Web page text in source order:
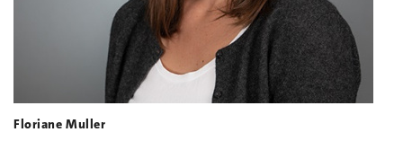
Floriane Muller